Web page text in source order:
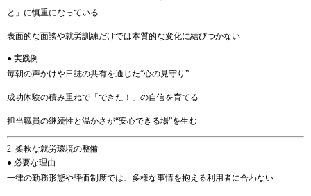
と」に慎重になっている
表面的な面談や就労訓練だけでは本質的な変化に結びつかない
● 実践例
毎朝の声かけや日誌の共有を通じた“心の見守り”
成功体験の積み重ねで「できた！」の自信を育てる
担当職員の継続性と温かさが“安心できる場”を生む
2. 柔軟な就労環境の整備
● 必要な理由
一律の勤務形態や評価制度では、多様な事情を抱える利用者に合わない